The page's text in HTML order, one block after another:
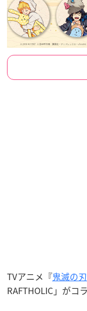
TVアニメ『鬼滅の刃
RAFTHOLIC」がコ